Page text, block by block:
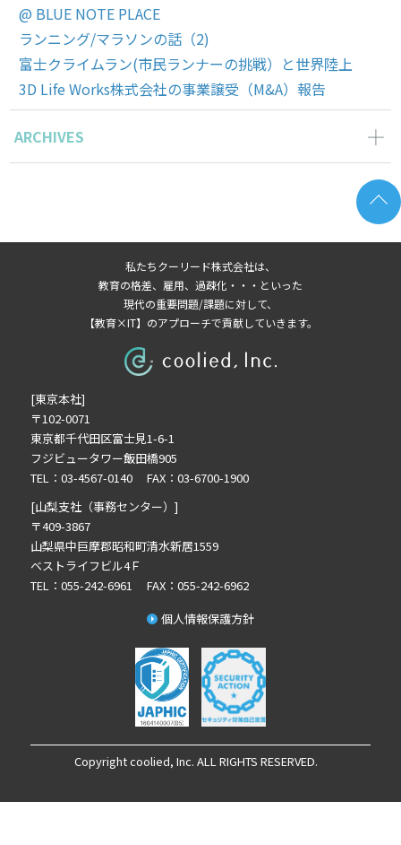
@ BLUE NOTE PLACE
ランニング/マラソンの話（2)
富士クライムラン(市民ランナーの挑戦）と世界陸上
3D Life Works株式会社の事業譲受（M&A）報告
ARCHIVES
2025年8月の記事一覧(1)
2025年6月の記事一覧(1)
2025年4月の記事一覧(1)
2025年3月の記事一覧(1)
2025年2月の記事一覧(1)
2024年9月の記事一覧(1)
2024年6月の記事一覧(1)
2024年5月の記事一覧(2)
2024年3月の記事一覧(2)
2023年10月の記事一覧(1)
2023年3月の記事一覧(2)
2022年12月の記事一覧(1)
2022年8月の記事一覧(1)
2022年5月の記事一覧(1)
2022年4月の記事一覧(1)
2022年3月の記事一覧(1)
2022年2月の記事一覧(1)
2022年1月の記事一覧(1)
2021年12月の記事一覧(1)
2021年9月の記事一覧(1)
私たちクーリード株式会社は、
教育の格差、雇用、過疎化・・・といった
現代の重要問題/課題に対して、
【教育×IT】のアプローチで貢献していきます。
[東京本社]
〒102-0071
東京都千代田区富士見1-6-1
フジビュータワー飯田橋905
TEL：03-4567-0140 FAX：03-6700-1900
[山梨支社（事務センター）]
〒409-3867
山梨県中巨摩郡昭和町清水新居1559
ベストライフビル4Ｆ
TEL：055-242-6961 FAX：055-242-6962
個人情報保護方針
Copyright coolied, Inc. ALL RIGHTS RESERVED.